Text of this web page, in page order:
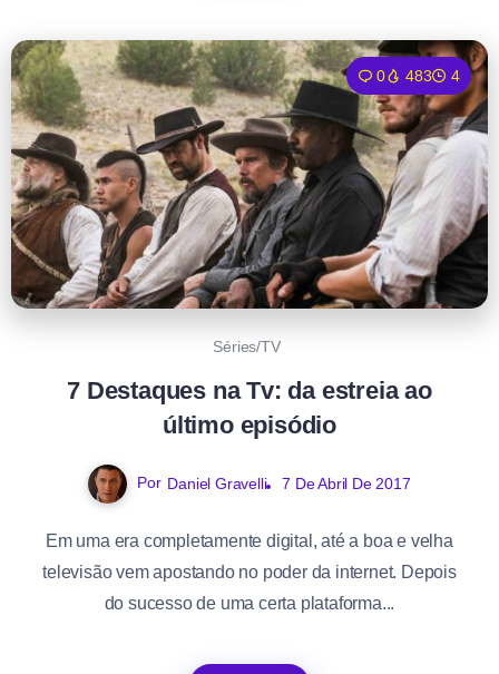
0 483 4
Séries/TV
7 Destaques na Tv: da estreia ao
último episódio
Por Daniel Gravelli 7 De Abril De 2017
Em uma era completamente digital, até a boa e velha
televisão vem apostando no poder da internet. Depois
do sucesso de uma certa plataforma...